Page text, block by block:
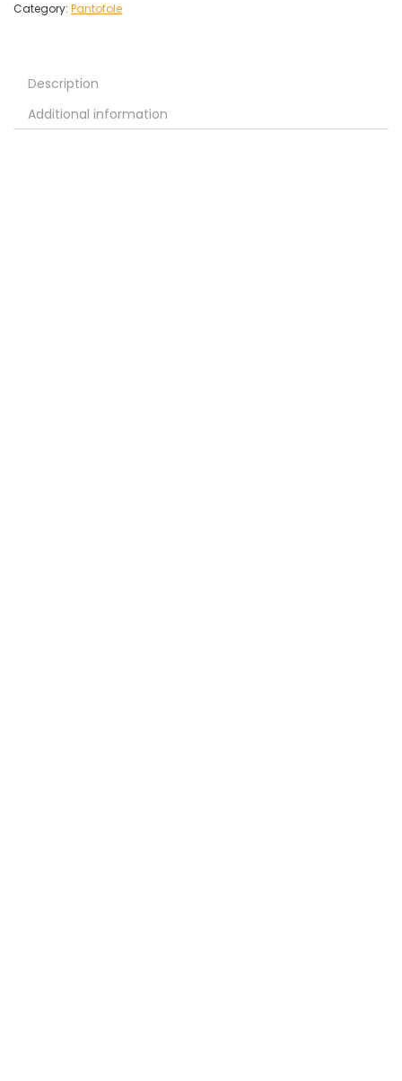
Category: Pantofole
Description
Additional information